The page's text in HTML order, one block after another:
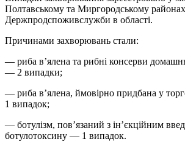
Полтавському та Миргородському
Держпродспоживслужби в області.
Причинами захворювань стали:
— риба в’ялена та рибні консерви
— 2 випадки;
— риба в’ялена, ймовірно придбана у
1 випадок;
— ботулізм, пов’язаний з ін’єкційним
ботулотоксину — 1 випадок.